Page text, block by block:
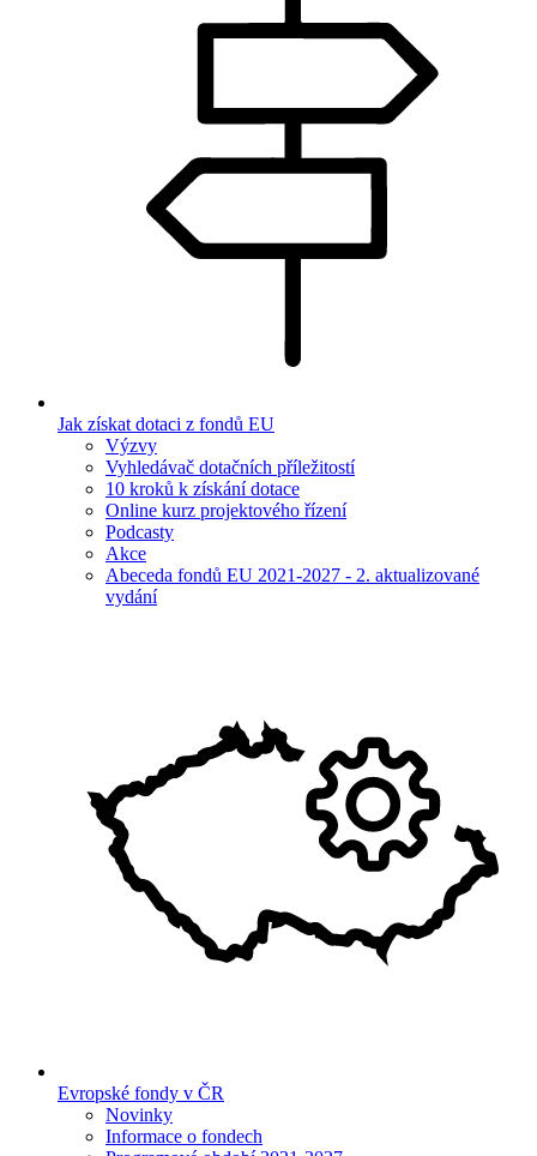
Jak získat dotaci z fondů EU
Výzvy
Vyhledávač dotačních příležitostí
10 kroků k získání dotace
Online kurz projektového řízení
Podcasty
Akce
Abeceda fondů EU 2021-2027 - 2. aktualizované
vydání
Evropské fondy v ČR
Novinky
Informace o fondech